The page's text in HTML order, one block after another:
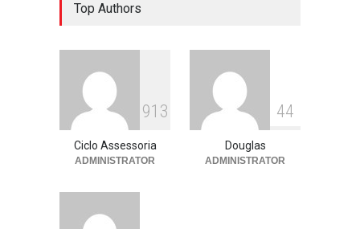
13 de julho de 2026
Top Authors
913
Ciclo Assessoria
ADMINISTRATOR
44
Douglas
ADMINISTRATOR